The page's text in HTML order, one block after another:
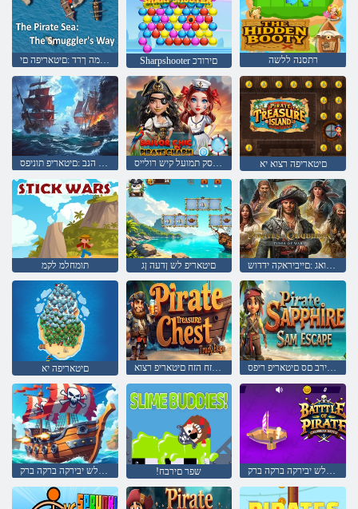
חירבמה ךרד :םיטאריפה םי Sharpshooter םירודכ רתסנה ללשה
םיטאריפ םסק תמועל קיש רולייס םיטאריפה רצוא יא
תומחלמ לקמ םיטאריפ לש ןדעה ןג המחלמה תואג :םייביראקה ידדוש
םיטאריפה יא החירב הזח הזח םיטאריפ רצוא החירב םס םיטאריפ ריפס
!שפר םירבח